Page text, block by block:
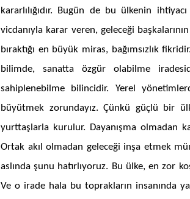
kararlılığıdır. Bugün de bu ülkenin
vicdanıyla karar veren, geleceği
bıraktığı en büyük miras, bağımsızlık
bilimde, sanatta özgür olabilme
sahiplenebilme bilincidir. Yerel
büyütmek zorundayız. Çünkü güçlü bir
yurttaşlarla kurulur. Dayanışma olmadan
Ortak akıl olmadan geleceği inşa etmek
aslında şunu hatırlıyoruz. Bu ülke, en zor
Ve o irade hala bu toprakların insanında